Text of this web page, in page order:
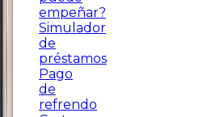
empeñar?
Simulador
de
préstamos
Pago
de
refrendo